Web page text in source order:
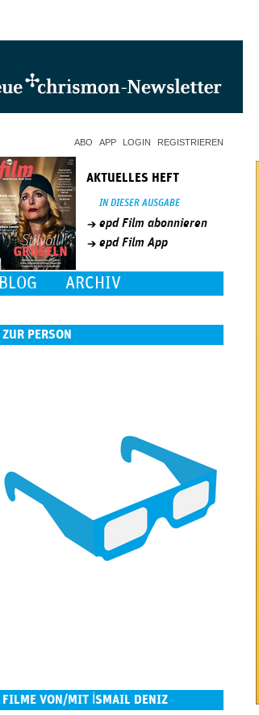
ABO APP LOGIN REGISTRIEREN
AKTUELLES HEFT
IN DIESER AUSGABE
epd Film abonnieren
epd Film App
BLOG ARCHIV
ZUR PERSON
FILME VON/MIT İSMAIL DENIZ